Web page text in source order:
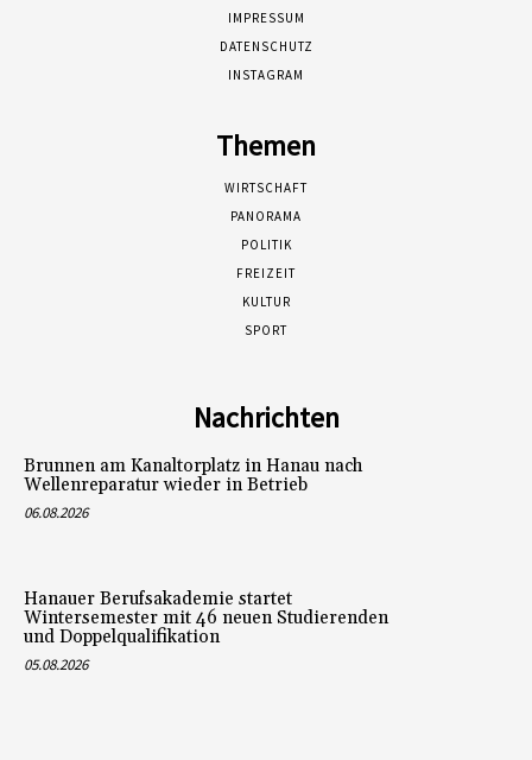
IMPRESSUM
DATENSCHUTZ
INSTAGRAM
Themen
WIRTSCHAFT
PANORAMA
POLITIK
FREIZEIT
KULTUR
SPORT
Nachrichten
Brunnen am Kanaltorplatz in Hanau nach
Wellenreparatur wieder in Betrieb
06.08.2026
Hanauer Berufsakademie startet
Wintersemester mit 46 neuen Studierenden
und Doppelqualifikation
05.08.2026